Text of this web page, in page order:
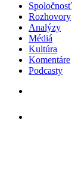
Spoločnosť
Rozhovory
Analýzy
Médiá
Kultúra
Komentáre
Podcasty